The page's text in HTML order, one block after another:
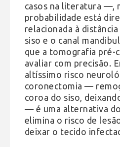
casos na literatura —,
probabilidade está
relacionada à
siso e o canal
que a tomografia pré-
avaliar com precisão.
altíssimo risco
coronectomia —
coroa do siso,
— é uma alternativa
elimina o risco de
deixar o tecido